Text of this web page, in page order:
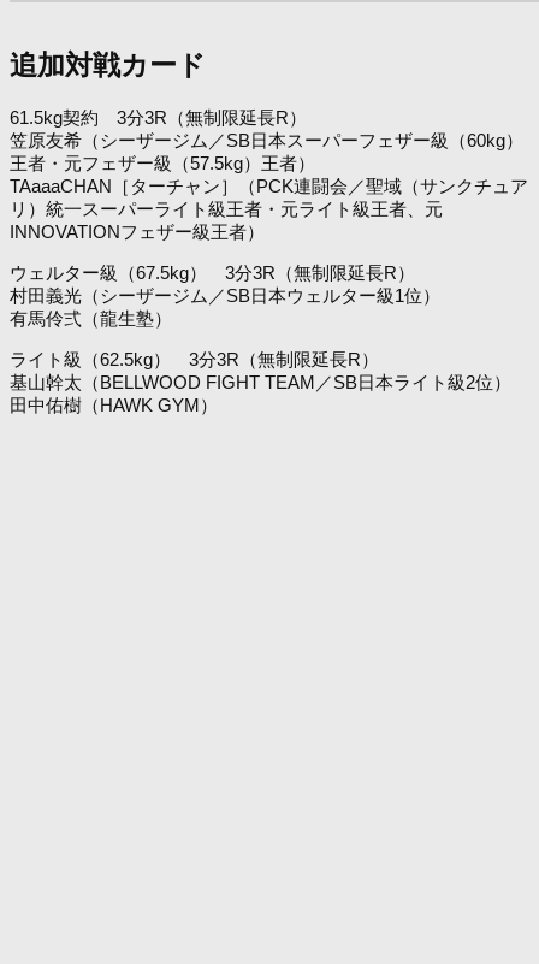
追加対戦カード
61.5kg契約 3分3R（無制限延長R）
笠原友希（シーザージム／SB日本スーパーフェザー級（60kg）
王者・元フェザー級（57.5kg）王者）
TAaaaCHAN［ターチャン］（PCK連闘会／聖域（サンクチュア
リ）統一スーパーライト級王者・元ライト級王者、元
INNOVATIONフェザー級王者）
ウェルター級（67.5kg） 3分3R（無制限延長R）
村田義光（シーザージム／SB日本ウェルター級1位）
有馬伶弍（龍生塾）
ライト級（62.5kg） 3分3R（無制限延長R）
基山幹太（BELLWOOD FIGHT TEAM／SB日本ライト級2位）
田中佑樹（HAWK GYM）